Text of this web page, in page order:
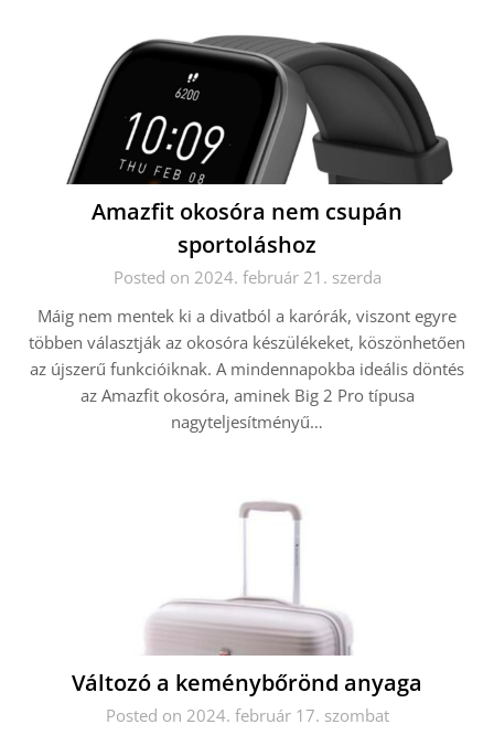
Amazfit okosóra nem csupán
sportoláshoz
Posted on 2024. február 21. szerda
Máig nem mentek ki a divatból a karórák, viszont egyre
többen választják az okosóra készülékeket, köszönhetően
az újszerű funkcióiknak. A mindennapokba ideális döntés
az Amazfit okosóra, aminek Big 2 Pro típusa
nagyteljesítményű…
Változó a keménybőrönd anyaga
Posted on 2024. február 17. szombat